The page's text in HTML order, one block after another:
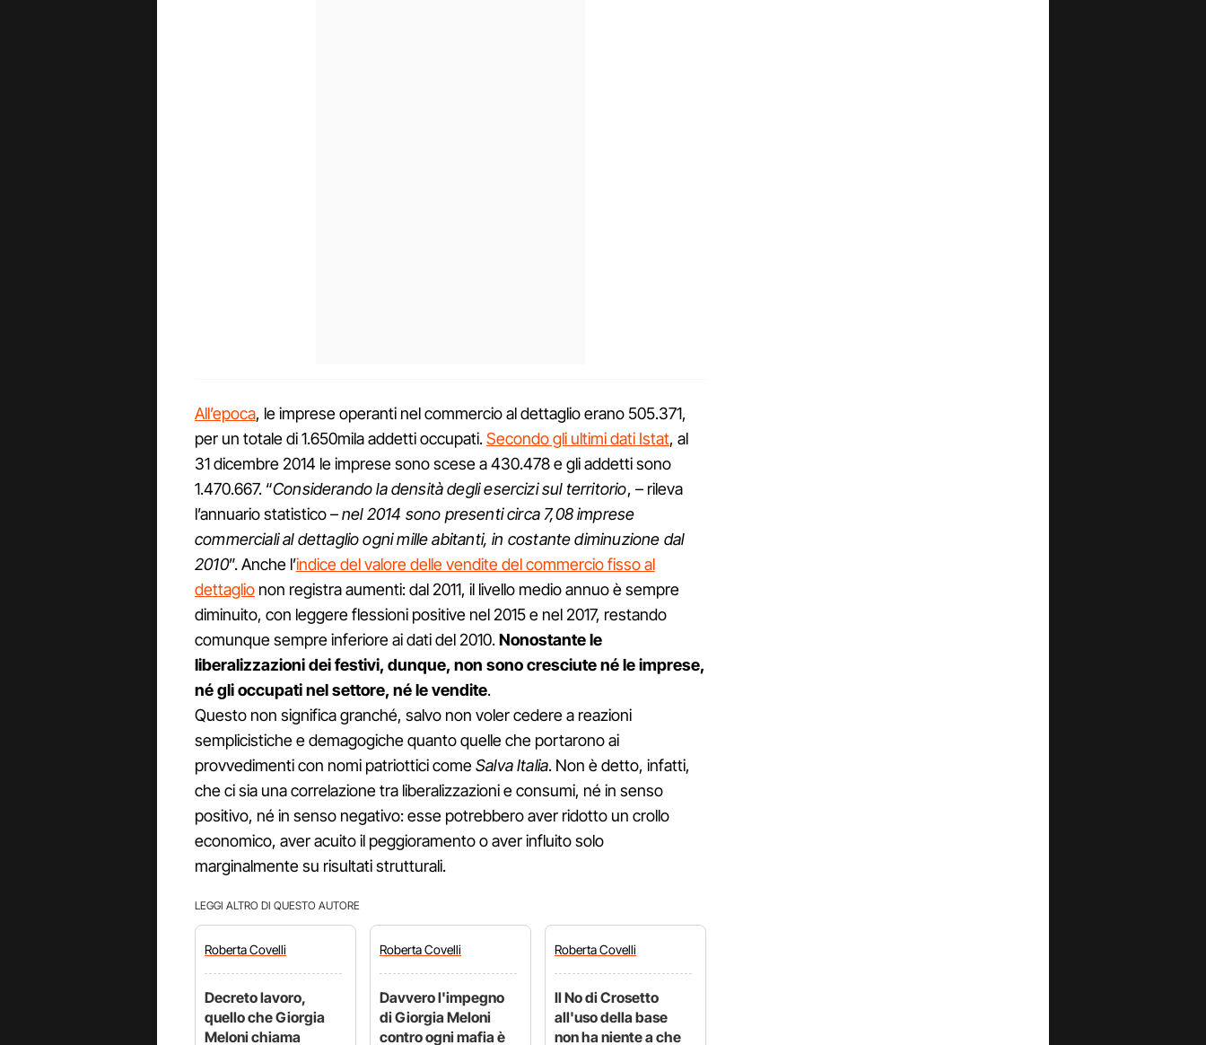
All’epoca, le imprese operanti nel commercio al dettaglio erano 505.371,
per un totale di 1.650mila addetti occupati.Secondo gli ultimi dati Istat, al
31 dicembre 2014 le imprese sono scese a 430.478 e gli addetti sono
1.470.667. “Considerando la densità degli esercizi sul territorio, – rileva
l’annuario statistico –nel 2014 sono presenti circa 7,08 imprese
commerciali al dettaglio ogni mille abitanti, in costante diminuzione dal
2010”. Anche l’indice del valore delle vendite del commercio fisso al
dettaglio non registra aumenti: dal 2011, il livello medio annuo è sempre
diminuito, con leggere flessioni positive nel 2015 e nel 2017, restando
comunque sempre inferiore ai dati del 2010.Nonostante le
liberalizzazioni dei festivi, dunque, non sono cresciute né le imprese,
né gli occupati nel settore, né le vendite.
Questo non significa granché, salvo non voler cedere a reazioni
semplicistiche e demagogiche quanto quelle che portarono ai
provvedimenti con nomi patriottici comeSalva Italia. Non è detto, infatti,
che ci sia una correlazione tra liberalizzazioni e consumi, né in senso
positivo, né in senso negativo: esse potrebbero aver ridotto un crollo
economico, aver acuito il peggioramento o aver influito solo
marginalmente su risultati strutturali.
LEGGI ALTRO DI QUESTO AUTORE
RobertaCovelli
Decreto lavoro,
quello che Giorgia
Meloni chiama
RobertaCovelli
Davvero l'impegno
di Giorgia Meloni
contro ogni mafia è
RobertaCovelli
Il No di Crosetto
all'uso della base
non ha niente a che